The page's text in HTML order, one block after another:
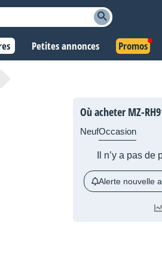
Petites annonces Promos
Où acheter MZ-
NeufOccasion
Il n’y a pas
Alerte nouvelle